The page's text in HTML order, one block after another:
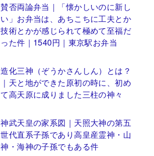
賛否両論弁当｜「懐かしいのに新し
い」お弁当は、あちこちに工夫とか
技術とかが感じられて極めて至福だ
った件｜1540円｜東京駅お弁当
造化三神（ぞうかさんしん）とは？
｜天と地ができた原初の時に、初め
て高天原に成りました三柱の神々
神武天皇の家系図｜天照大神の第五
世代直系子孫であり高皇産霊神・山
神・海神の子孫でもある件